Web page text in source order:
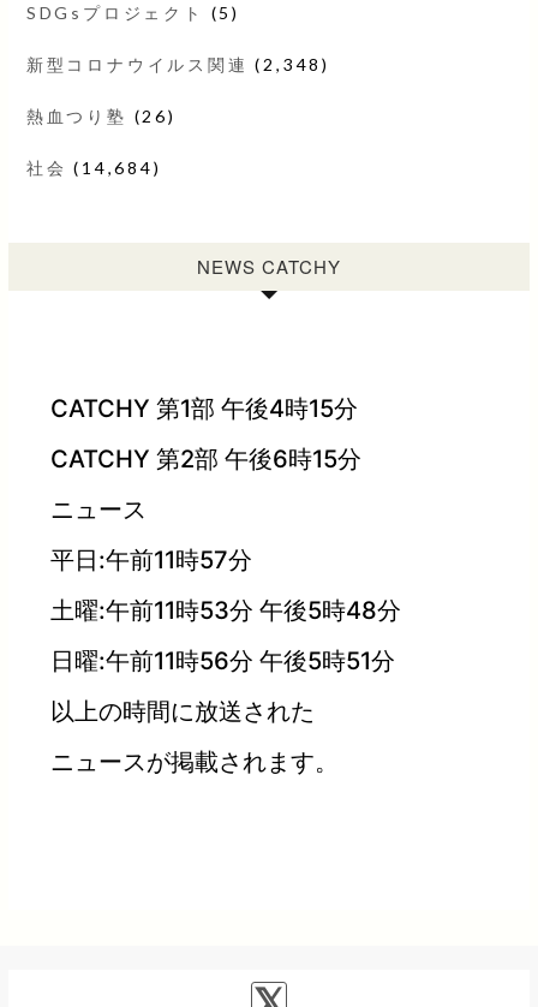
SDGsプロジェクト (5)
新型コロナウイルス関連 (2,348)
熱血つり塾 (26)
社会 (14,684)
NEWS CATCHY
CATCHY 第1部 午後4時15分
CATCHY 第2部 午後6時15分
ニュース
平日:午前11時57分
土曜:午前11時53分 午後5時48分
日曜:午前11時56分 午後5時51分
以上の時間に放送された
ニュースが掲載されます。